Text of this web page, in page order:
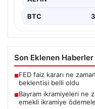
BTC
Son Eklenen Haberler
■FED faiz kararı ne
beklentisi belli oldu
■Bayram ikramiyeleri ne
emekli ikramiye